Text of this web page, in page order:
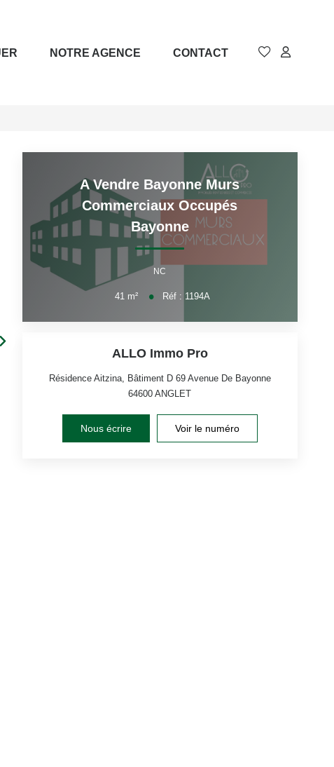
NOTRE AGENCE CONTACT
A Vendre Bayonne Murs
Commerciaux Occupés
Bayonne
NC
41 m² Réf : 1194A
ALLO Immo Pro
Résidence Aitzina, Bâtiment D 69 Avenue De Bayonne
64600ANGLET
Nous écrire Voir le numéro